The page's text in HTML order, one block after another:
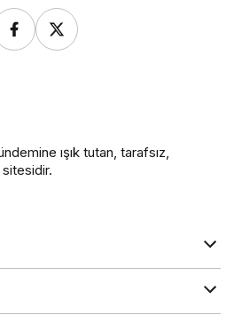
ışık tutan, tarafsız,
sitesidir.